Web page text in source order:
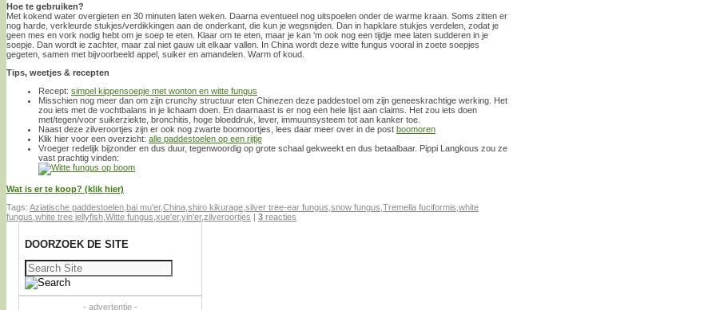
Hoe te gebruiken?
Met kokend water overgieten en 30 minuten laten weken. Daarna eventueel nog uitspoelen onder de warme kraan. Soms zitten er
nog harde, verkleurde stukjes/verdikkingen aan de onderkant, die kun je wegsnijden. Dan in hapklare stukjes verdelen, zodat je
geen mes en vork nodig hebt om je soep te eten. Klaar om te eten, maar je kan ‘m ook nog een tijdje mee laten sudderen in je
soepje. Dan wordt ie zachter, maar zal niet gauw uit elkaar vallen. In China wordt deze witte fungus vooral in zoete soepjes
gegeten, samen met bijvoorbeeld appel, suiker en amandelen. Warm of koud.
Tips, weetjes & recepten
Recept: simpel kippensoepje met wonton en witte fungus
Misschien nog meer dan om zijn crunchy structuur eten Chinezen deze paddestoel om zijn geneeskrachtige werking. Het
zou iets met de vochtbalans in je lichaam doen. En daarnaast is er nog een hele lijst aan claims. Het zou iets doen
met/tegen/voor suikerziekte, bronchitis, hoge bloeddruk, lever, immuunsysteem tot aan kanker toe.
Naast deze zilveroortjes zijn er ook nog zwarte boomoortjes, lees daar meer over in de post boomoren
Klik hier voor een overzicht: alle paddestoelen op een rijtje
Vroeger redelijk bijzonder en dus duur, tegenwoordig op grote schaal gekweekt en dus betaalbaar. Pippi Langkous zou ze
vast prachtig vinden:
Wat is er te koop? (klik hier)
Tags: Aziatische paddestoelen bai mu'er,China shiro kikurage silver tree-ear fungus snow fungus Tremella fuciformis white
fungus white tree jellyfish Witte fungus xue'er,yin'er,zilveroortjes | 3 reacties
DOORZOEK DE SITE
Zoeken
naar:
- advertentie -